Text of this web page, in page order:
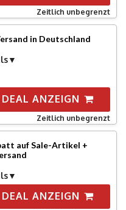
Zeitlich unbegrenzt
in Deutschland
DEAL ANZEIGN
Zeitlich unbegrenzt
auf Sale-Artikel +
DEAL ANZEIGN